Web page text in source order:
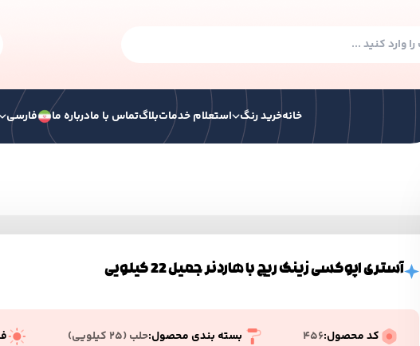
خانهخرید رنگ استعلام خدماتبلاگتماس با مادرباره ما فارسی
رنگ الکیدی آکرولیک پایه آب
آستری اپوکسی زینک ریچ با هاردنر جمیل 22 کیلویی
کد محصول:456 بسته بندی محصول:حلب (۲۵ کیلویی)